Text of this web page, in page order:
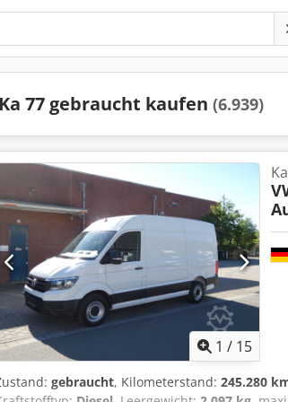
Ka 77 gebraucht kaufen (6.939)
1 / 15
gebraucht, Kilometerstand: 245.280